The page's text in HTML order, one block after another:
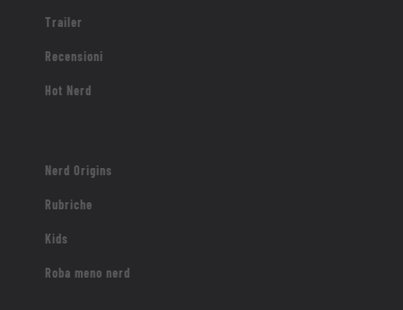
Trailer
Recensioni
Hot Nerd
Nerd Origins
Rubriche
Kids
Roba meno nerd